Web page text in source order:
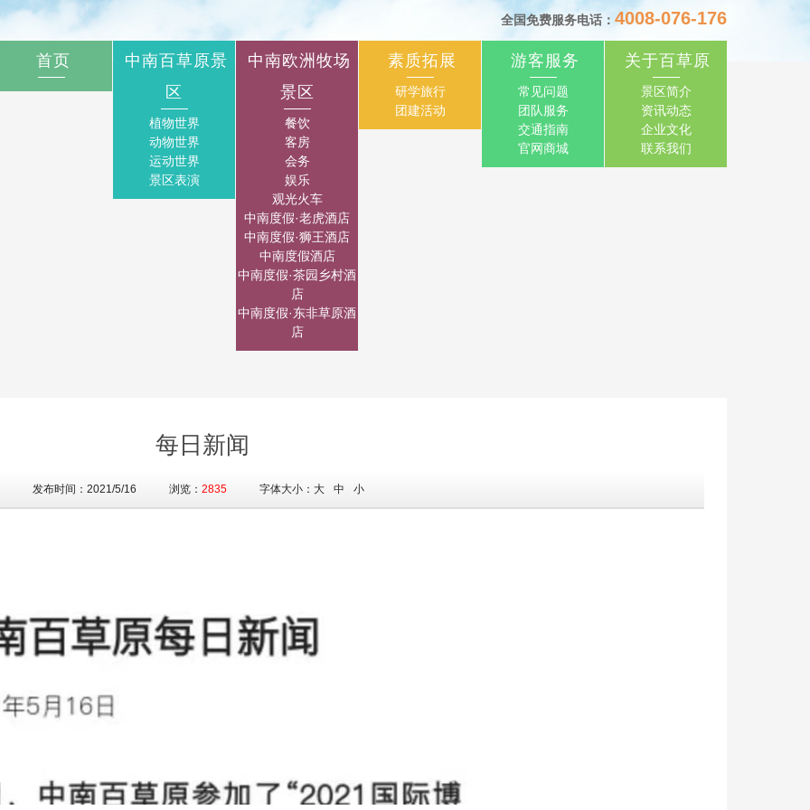
全国免费服务电话： 4008-076-176
首页
中南百草原景
区
植物世界
动物世界
运动世界
景区表演
中南欧洲牧场
景区
餐饮
客房
会务
娱乐
观光火车
中南度假·老虎酒店
中南度假·狮王酒店
中南度假酒店
中南度假·茶园乡村酒
店
中南度假·东非草原酒
店
素质拓展
研学旅行
团建活动
游客服务
常见问题
团队服务
交通指南
官网商城
关于百草原
景区简介
资讯动态
企业文化
联系我们
每日新闻
发布时间：2021/5/16 浏览： 2835字体大小： 大 中 小